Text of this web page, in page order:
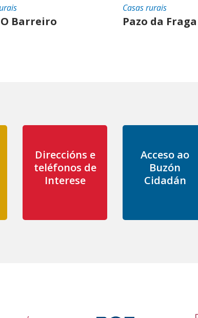
O Barreiro
Casas rurais
Pazo da Fraga
Direccións e
teléfonos de
Interese
Acceso ao
Buzón
Cidadán